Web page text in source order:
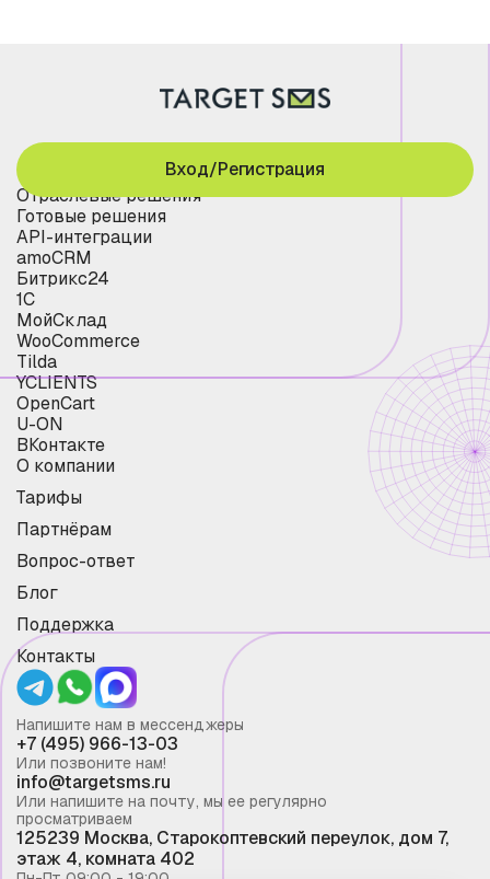
Отраслевые решения
Готовые решения
API-интеграции
amoCRM
Битрикс24
1С
МойСклад
WooCommerce
Tilda
YCLIENTS
OpenCart
U-ON
ВКонтакте
О компании
Тарифы
Партнёрам
Вопрос-ответ
Блог
Поддержка
Контакты
Вход/Регистрация
Напишите нам в мессенджеры
+7 (495) 966-13-03
Или позвоните нам!
info@targetsms.ru
Или напишите на почту, мы ее регулярно
просматриваем
125239 Москва, Старокоптевский переулок, дом 7,
этаж 4, комната 402